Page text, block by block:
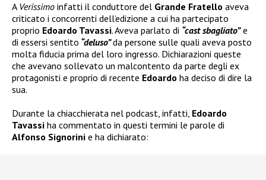
A Verissimo infatti il conduttore del Grande Fratello aveva
criticato i concorrenti dell’edizione a cui ha partecipato
proprio Edoardo Tavassi. Aveva parlato di “cast sbagliato”e
di essersi sentito “deluso”da persone sulle quali aveva posto
molta fiducia prima del loro ingresso. Dichiarazioni queste
che avevano sollevato un malcontento da parte degli ex
protagonisti e proprio di recente Edoardo ha deciso di dire la
sua.
Durante la chiacchierata nel podcast, infatti, Edoardo
Tavassi ha commentato in questi termini le parole di
Alfonso Signorini e ha dichiarato: